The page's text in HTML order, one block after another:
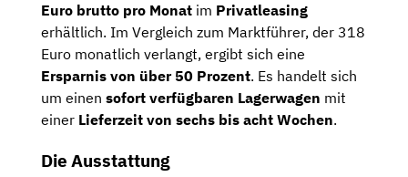
Euro brutto pro Monat im Privatleasing
erhältlich. Im Vergleich zum Marktführer, der 318
Euro monatlich verlangt, ergibt sich eine
Ersparnis von über 50 Prozent. Es handelt sich
um einen sofort verfügbaren Lagerwagen mit
einer Lieferzeit von sechs bis acht Wochen.
Die Ausstattung